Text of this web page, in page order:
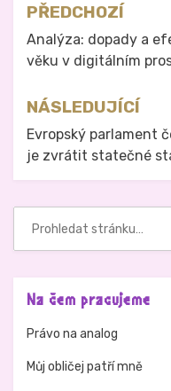
Navigace
pro
příspěvek
PŘEDCHOZÍ
Analýza: dopady a
věku v digitálním
NÁSLEDUJÍCÍ
Evropský parlament
je zvrátit statečné
Na čem pracujeme
Právo na analog
Můj obličej patří mně